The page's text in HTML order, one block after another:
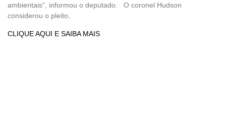
ambientais”, informou o deputado. O coronel Hudson
considerou o pleito,
CLIQUE AQUI E SAIBA MAIS